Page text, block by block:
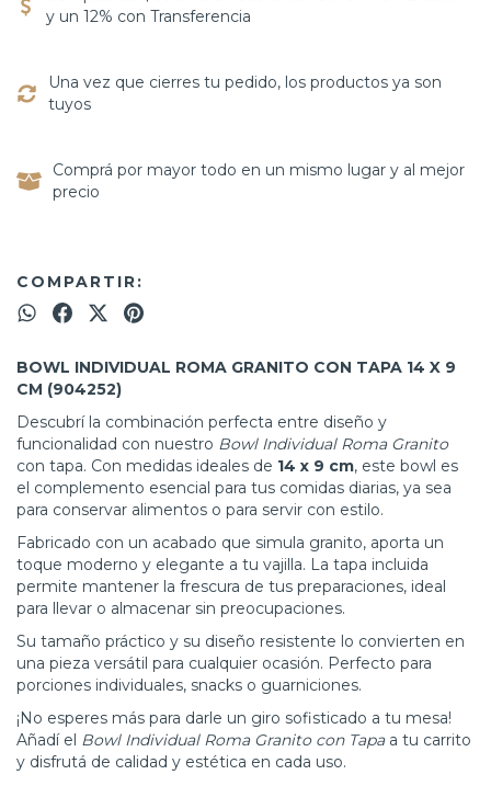
y un 12% con Transferencia
Una vez que cierres tu pedido, los productos ya son
tuyos
Comprá por mayor todo en un mismo lugar y al mejor
precio
COMPARTIR:
BOWL INDIVIDUAL ROMA GRANITO CON TAPA 14 X 9
CM (904252)
Descubrí la combinación perfecta entre diseño y
funcionalidad con nuestro Bowl Individual Roma Granito
con tapa. Con medidas ideales de 14 x 9 cm, este bowl es
el complemento esencial para tus comidas diarias, ya sea
para conservar alimentos o para servir con estilo.
Fabricado con un acabado que simula granito, aporta un
toque moderno y elegante a tu vajilla. La tapa incluida
permite mantener la frescura de tus preparaciones, ideal
para llevar o almacenar sin preocupaciones.
Su tamaño práctico y su diseño resistente lo convierten en
una pieza versátil para cualquier ocasión. Perfecto para
porciones individuales, snacks o guarniciones.
¡No esperes más para darle un giro sofisticado a tu mesa!
Añadí el Bowl Individual Roma Granito con Tapaa tu carrito
y disfrutá de calidad y estética en cada uso.